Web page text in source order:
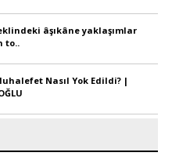
âşıkâne yaklaşımlar
to..
Nasıl Yok Edildi? |